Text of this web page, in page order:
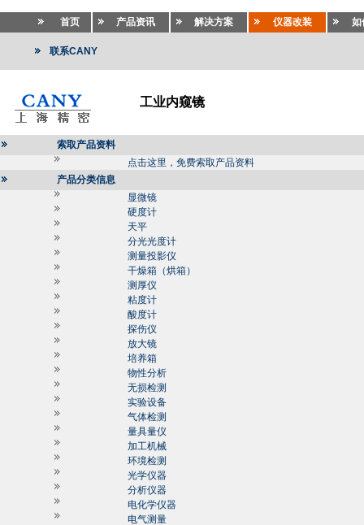
首页 产品资讯 解决方案 仪器改装 如
联系CANY
工业内窥镜
索取产品资料
点击这里，免费索取产品资料
产品分类信息
显微镜
硬度计
天平
分光光度计
测量投影仪
干燥箱（烘箱）
测厚仪
粘度计
酸度计
探伤仪
放大镜
培养箱
物性分析
无损检测
实验设备
气体检测
量具量仪
加工机械
环境检测
光学仪器
分析仪器
电化学仪器
电气测量